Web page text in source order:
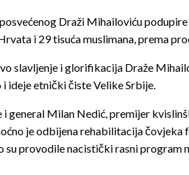
Draži Mihailoviću
i 29 tisuća muslimana, prema
slavljenje i glorifikacija Draže
ideje etnički čiste Velike Srbije.
general Milan Nedić, premijer
je odbijena rehabilitacija
su provodile nacistički rasni program